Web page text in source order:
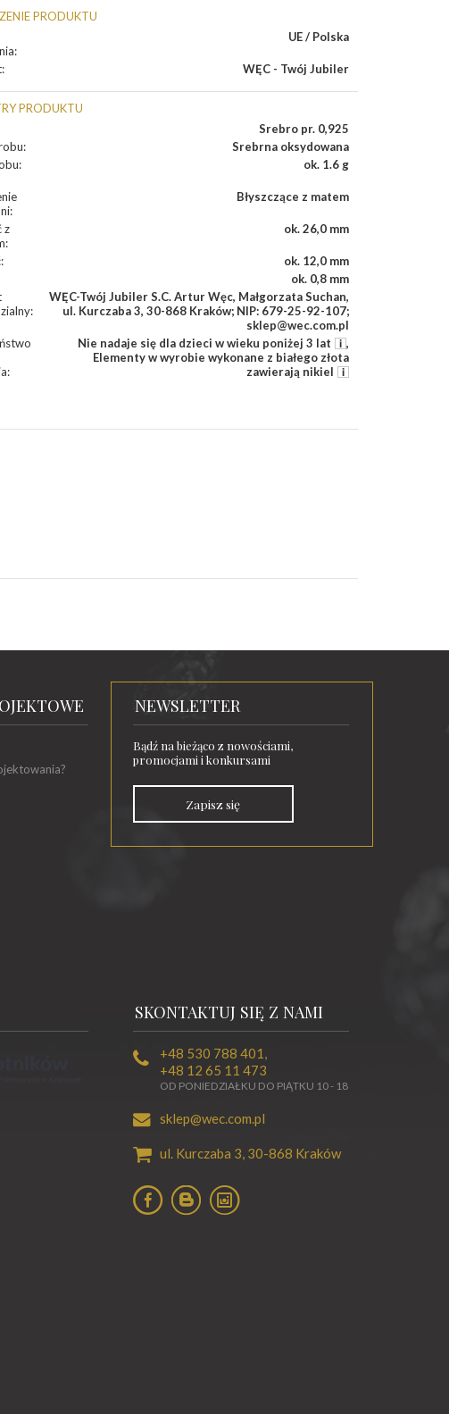
PRODUKTU
:
UE / Polska
: WĘC - Twój Jubiler
PRODUKTU
Srebro pr. 0,925
:
Srebrna oksydowana
: ok. 1.6 g
:
Błyszczące z matem
z
:
ok. 26,0 mm
:
ok. 12,0 mm
ok. 0,8 mm
:
WĘC-Twój Jubiler S.C. Artur Węc, Małgorzata Suchan,
ul. Kurczaba 3, 30-868 Kraków; NIP: 679-25-92-107;
sklep@wec.com.pl
:
Nie nadaje się dla dzieci w wieku poniżej 3 lat
,
Elementy w wyrobie wykonane z białego złota
zawierają nikiel
NEWSLETTER
Bądź na bieżąco z nowościami,
promocjami i konkursami
Zapisz się
SKONTAKTUJ SIĘ Z NAMI
+48 530 788 401 ,
+48 12 65 11 473
OD PONIEDZIAŁKU DO PIĄTKU 10 - 18
sklep@wec.com.pl
ul. Kurczaba 3, 30-868 Kraków